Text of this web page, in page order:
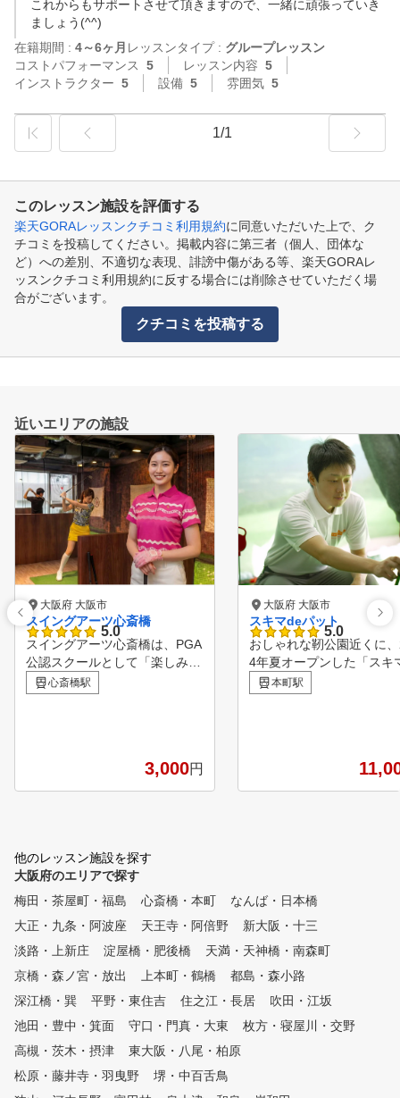
これからもサポートさせて頂きますので、一緒に頑張っていき
ましょう(^^)
在籍期間 : 4～6ヶ月 レッスンタイプ : グループレッスン
コストパフォーマンス
5 レッスン内容 5
インストラクター 5 設備 5 雰囲気 5
1/1
このレッスン施設を評価する
楽天GORAレッスンクチコミ利用規約に同意いただいた上で、ク
チコミを投稿してください。掲載内容に第三者（個人、団体な
ど）への差別、不適切な表現、誹謗中傷がある等、楽天GORAレ
ッスンクチコミ利用規約に反する場合には削除させていただく場
合がございます。
クチコミを投稿する
近いエリアの施設
大阪府 大阪市
スイングアーツ心斎橋
5.0
スイングアーツ心斎橋は、PGA
公認スクールとして「楽しみな
がら少しずつ上達」を大切にし
たインドアゴルフ練習場です。
習できるので、初めての方でも
楽しみながら続けられるのが魅
力です。 「ボールに当てる」
ことを意識するのではなく、ク
せることで、毎回同じように振
れる再現性の高いスイングを目
フ」にも「初めてのラウンドデ
ビュー」にも「さらに上を目指
すゴルフ」にぴったりの、やさ
■キッズ向けゴルフ教室も開校
！ GOLF QUEST for KIDSは5
心斎橋駅
3,000円
大阪府 大阪市
スキマdeパット
5.0
おしゃれな靭公園近くに
4年夏オープンした「スキ
パット」。 女性の方でも
帰りや週末に気軽にご利
ングまで用途に合わせて
きます!!
本町駅
他のレッスン施設を探す
大阪府のエリアで探す
梅田・茶屋町・福島
心斎橋・本町
なんば・日本橋
大正・九条・阿波座
天王寺・阿倍野
新大阪・十三
淡路・上新庄
淀屋橋・肥後橋
天満・天神橋・南森町
京橋・森ノ宮・放出
上本町・鶴橋
都島・森小路
深江橋・巽
平野・東住吉 住之江・長居
吹田・江坂
池田・豊中・箕面
守口・門真・大東
枚方・寝屋川・交野
高槻・茨木・摂津
東大阪・八尾・柏原
松原・藤井寺・羽曳野
堺・中百舌鳥